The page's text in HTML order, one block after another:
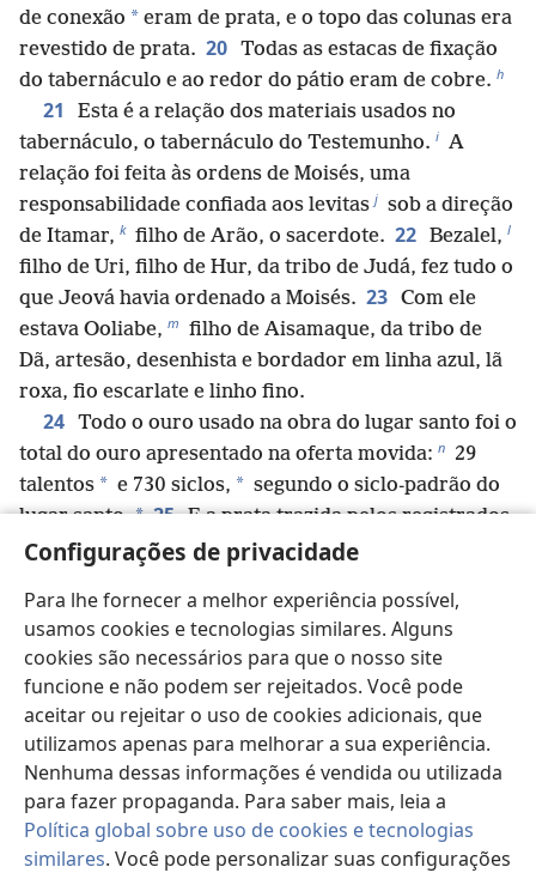
Configurações de privacidade
Para lhe fornecer a melhor experiência possível,
usamos cookies e tecnologias similares. Alguns
cookies são necessários para que o nosso site
funcione e não podem ser rejeitados. Você pode
aceitar ou rejeitar o uso de cookies adicionais, que
utilizamos apenas para melhorar a sua experiência.
Nenhuma dessas informações é vendida ou utilizada
para fazer propaganda. Para saber mais, leia a
Política global sobre uso de cookies e tecnologias
similares. Você pode personalizar suas configurações
de conexão * eram de prata, e o topo das colunas era
revestido de prata. 20 Todas as estacas de fixação
do tabernáculo e ao redor do pátio eram de cobre. h
21
Esta é a relação dos materiais usados no
tabernáculo, o tabernáculo do Testemunho. i A
relação foi feita às ordens de Moisés, uma
responsabilidade confiada aos levitas j sob a direção
de Itamar, k filho de Arão, o sacerdote. 22 Bezalel, l
filho de Uri, filho de Hur, da tribo de Judá, fez tudo o
que Jeová havia ordenado a Moisés. 23 Com ele
estava Ooliabe, m filho de Aisamaque, da tribo de
Dã, artesão, desenhista e bordador em linha azul, lã
roxa, fio escarlate e linho fino.
24 Todo o ouro usado na obra do lugar santo foi o
total do ouro apresentado na oferta movida: n 29
talentos * e 730 siclos, * segundo o siclo-padrão do
lugar santo. * 25 E a prata trazida pelos registrados
da assembleia foi de 100 talentos e 1.775 siclos,
siclo recebido de cada um dos registrados foi meio
siclo segundo o siclo-padrão do lugar santo. *
total de 603.550 homens de 20 anos de idade para
cima foi registrado.
p
27
Na fundição das bases com encaixe do lugar
santo e das bases com encaixe da cortina foram
usados cem talentos; cem talentos para cem bases
com encaixe, ou seja, um talento para cada base com
encaixe. q 28 Com os 1.775 siclos, ele fez ganchos